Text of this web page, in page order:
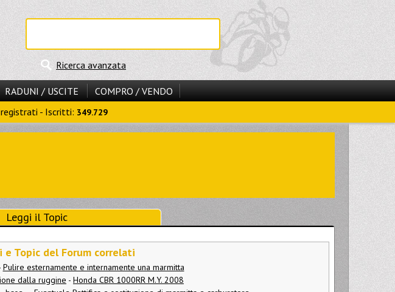
Ricerca avanzata
RADUNI / USCITE
COMPRO / VENDO
registrati - Iscritti: 349.729
Leggi il Topic
Topic del Forum correlati
Pulire esternamente e internamente una marmitta
dalla ruggine - Honda CBR 1000RR M.Y. 2008